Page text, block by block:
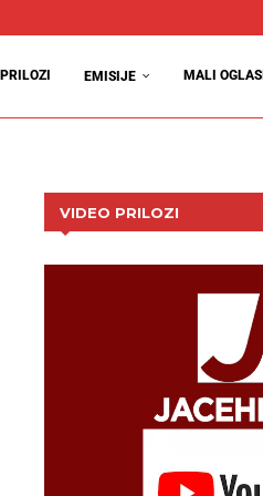
PRILOZI EMISIJE MALI OGLASI
VIDEO PRILOZI